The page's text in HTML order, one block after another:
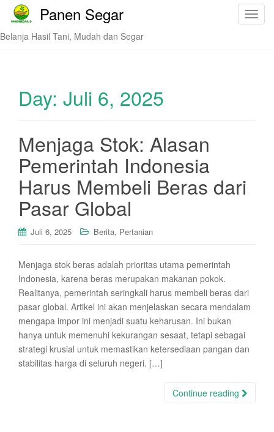
T
Panen Segar
Belanja Hasil Tani, Mudah dan Segar
Day: Juli 6, 2025
Menjaga Stok: Alasan
Pemerintah Indonesia
Harus Membeli Beras dari
Pasar Global
Juli 6, 2025 Berita, Pertanian
Menjaga stok beras adalah prioritas utama pemerintah
Indonesia, karena beras merupakan makanan pokok.
Realitanya, pemerintah seringkali harus membeli beras dari
pasar global. Artikel ini akan menjelaskan secara mendalam
mengapa impor ini menjadi suatu keharusan. Ini bukan
hanya untuk memenuhi kekurangan sesaat, tetapi sebagai
strategi krusial untuk memastikan ketersediaan pangan dan
stabilitas harga di seluruh negeri. […]
Continue reading